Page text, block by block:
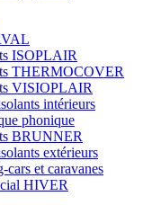
ISOPLAIR
THERMOCOVER
VISIOPLAIR
intérieurs
phonique
BRUNNER
extérieurs
cars et caravanes
HIVER